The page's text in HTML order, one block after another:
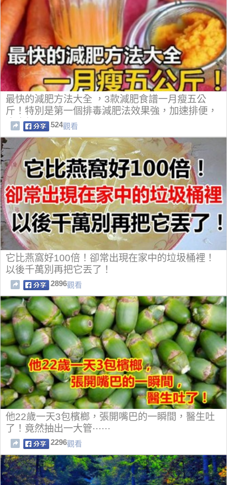
最快的減肥方法大全 ，3款減肥食譜一月瘦五公
斤！特別是第一個排毒減肥法效果強，加速排便，
瘦腹部！
524觀看
它比燕窩好100倍！卻常出現在家中的垃圾桶裡！
以後千萬別再把它丟了！
2896觀看
他22歲一天3包檳榔，張開嘴巴的一瞬間，醫生吐
了！竟然抽出一大管······
2296觀看